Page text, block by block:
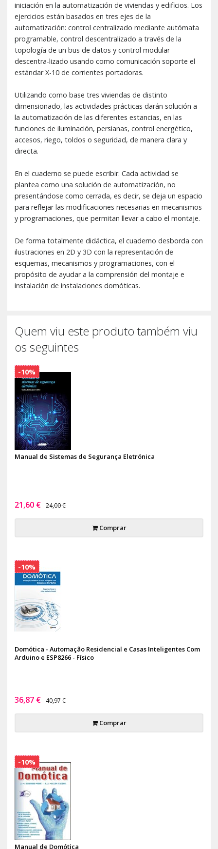
iniciación en la automatización de viviendas y edificios. Los
ejercicios están basados en tres ejes de la
automatización: control centralizado mediante autómata
programable, control descentralizado a través de la
topología de un bus de datos y control modular
descentra-lizado usando como comunicación soporte el
estándar X-10 de corrientes portadoras.
Utilizando como base tres viviendas de distinto
dimensionado, las actividades prácticas darán solución a
la automatización de las diferentes estancias, en las
funciones de iluminación, persianas, control energético,
accesos, riego, toldos o seguridad, de manera clara y
directa.
En el cuaderno se puede escribir. Cada actividad se
plantea como una solución de automatización, no
presentándose como cerrada, es decir, se deja un espacio
para reflejar las modificaciones necesarias en mecanismos
y programaciones, que permitan llevar a cabo el montaje.
De forma totalmente didáctica, el cuaderno desborda con
ilustraciones en 2D y 3D con la representación de
esquemas, mecanismos y programaciones, con el
propósito de ayudar a la comprensión del montaje e
instalación de instalaciones domóticas.
Quem viu este produto também viu
os seguintes
Manual de Sistemas de Segurança Eletrónica
21,60 € 24,00 €
Comprar
-10%
Domótica - Automação Residencial e Casas Inteligentes Com
Arduino e ESP8266 - Físico
36,87 € 40,97 €
Comprar
-10%
Manual de Domótica
-10%